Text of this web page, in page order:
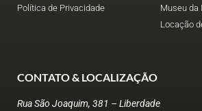
Política de Privacidade
Museu da
Locação
CONTATO & LOCALIZAÇÃO
Rua São Joaquim, 381 – Liberdade